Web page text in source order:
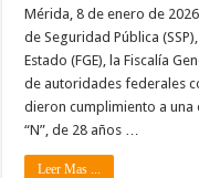
Mérida, 8 de enero de
de Seguridad Pública
Estado (FGE), la Fiscalía
de autoridades federales
dieron cumplimiento a una
“N”, de 28 años …
Leer Mas ...